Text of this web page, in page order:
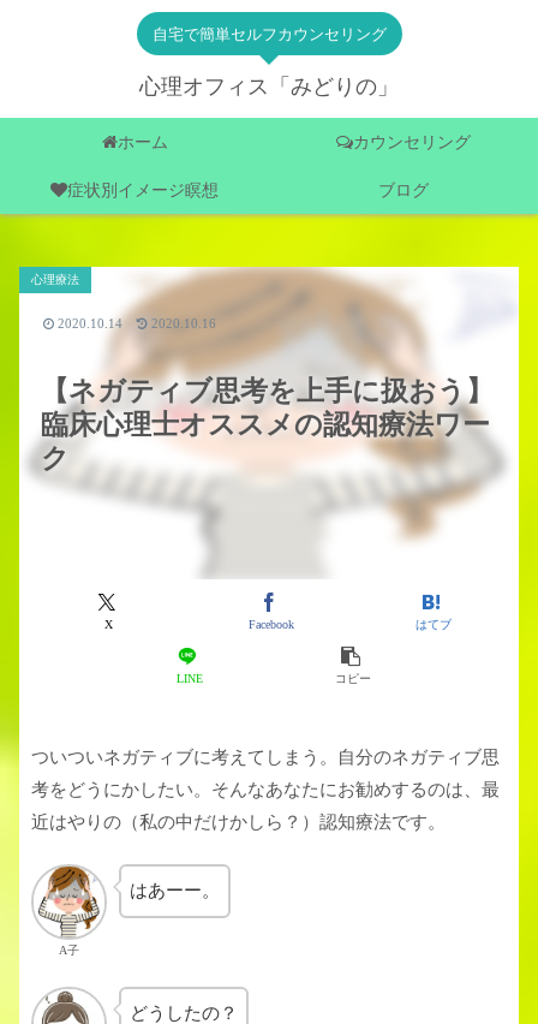
自宅で簡単セルフカウンセリング
心理オフィス「みどりの」
ホーム カウンセリング
症状別イメージ瞑想 ブログ
【ネガティブ思考を上手に扱おう】
臨床心理士オススメの認知療法ワー
ク
心理療法
X Facebook はてブ
LINE コピー
2020.10.14 2020.10.16
ついついネガティブに考えてしまう。自分のネガティブ思
考をどうにかしたい。そんなあなたにお勧めするのは、最
近はやりの（私の中だけかしら？）認知療法です。
A子
はあーー。
どうしたの？